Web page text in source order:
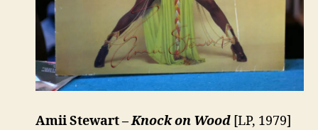
Amii Stewart –Knock on Wood [LP, 1979]